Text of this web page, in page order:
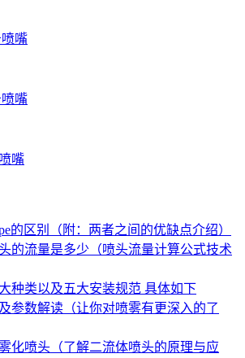
嘴
嘴
嘴
的区别（附：两者之间的优缺点介绍）
的流量是多少（喷头流量计算公式技术
种类以及五大安装规范 具体如下
参数解读（让你对喷雾有更深入的了
化喷头（了解二流体喷头的原理与应